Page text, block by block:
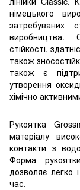
німецького
затребуваних
виробництва.
стійкості,
також
також є
утворення
хімічно
Рукоятка
матеріалу
контакти з
Форма
дозволяє
час.